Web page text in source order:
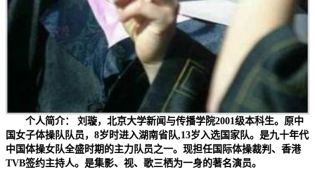
个人简介： 刘璇，北京大学新闻与传播学院2001级本科生。原中
国女子体操队队员，8岁时进入湖南省队,13岁入选国家队。是九十年代
中国体操女队全盛时期的主力队员之一。现担任国际体操裁判、香港
TVB签约主持人。是集影、视、歌三栖为一身的著名演员。